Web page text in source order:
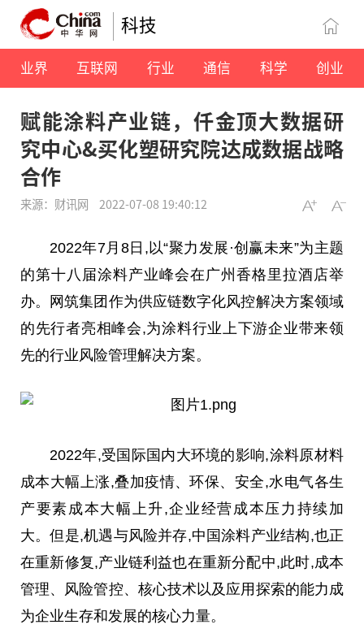
科技
业界 互联网 行业 通信 科学 创业
赋能涂料产业链，仟金顶大数据研
究中心&买化塑研究院达成数据战略
合作
来源：财讯网 2022-07-08 19:40:12
2022年7月8日,以“聚力发展·创赢未来”为主题
的第十八届涂料产业峰会在广州香格里拉酒店举
办。网筑集团作为供应链数字化风控解决方案领域
的先行者亮相峰会,为涂料行业上下游企业带来领
先的行业风险管理解决方案。
2022年,受国际国内大环境的影响,涂料原材料
成本大幅上涨,叠加疫情、环保、安全,水电气各生
产要素成本大幅上升,企业经营成本压力持续加
大。但是,机遇与风险并存,中国涂料产业结构,也正
在重新修复,产业链利益也在重新分配中,此时,成本
管理、风险管控、核心技术以及应用探索的能力成
为企业生存和发展的核心力量。